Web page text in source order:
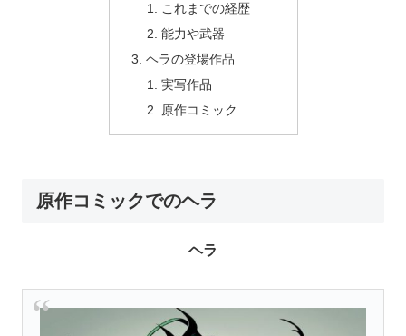
これまでの経歴
能力や武器
ヘラの登場作品
実写作品
原作コミック
原作コミックでのヘラ
ヘラ